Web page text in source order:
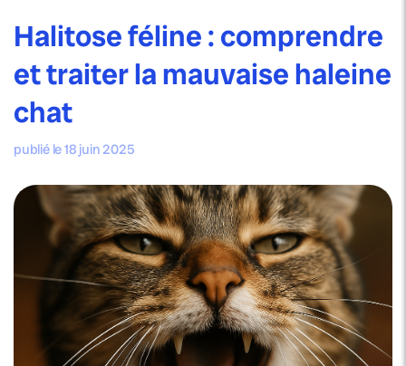
Halitose féline : comprendre
et traiter la mauvaise haleine
chat
publié le 18 juin 2025